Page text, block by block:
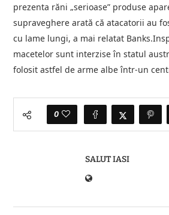
prezenta răni „serioase” produse
supraveghere arată că atacatorii au
cu lame lungi, a mai relatat
macetelor sunt interzise în statul
folosit astfel de arme albe într-un
0
SALUT IASI